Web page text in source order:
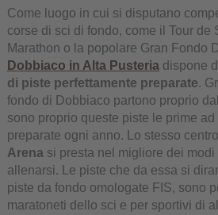
Come luogo in cui si disputano
corse di sci di fondo, come il Tour de
Marathon o la popolare Gran Fondo
Dobbiaco in Alta Pusteriadispone
di piste perfettamente preparate.
fondo di Dobbiaco partono proprio
sono proprio queste piste le prime ad
preparate ogni anno. Lo stesso
Arena si presta nel migliore dei
allenarsi. Le piste che da essa si
piste da fondo omologate FIS, sono
maratoneti dello sci e per sportivi di